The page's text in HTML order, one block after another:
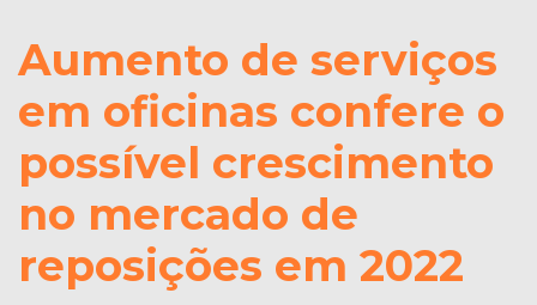
Aumento de serviços
em oficinas confere o
possível crescimento
no mercado de
reposições em 2022